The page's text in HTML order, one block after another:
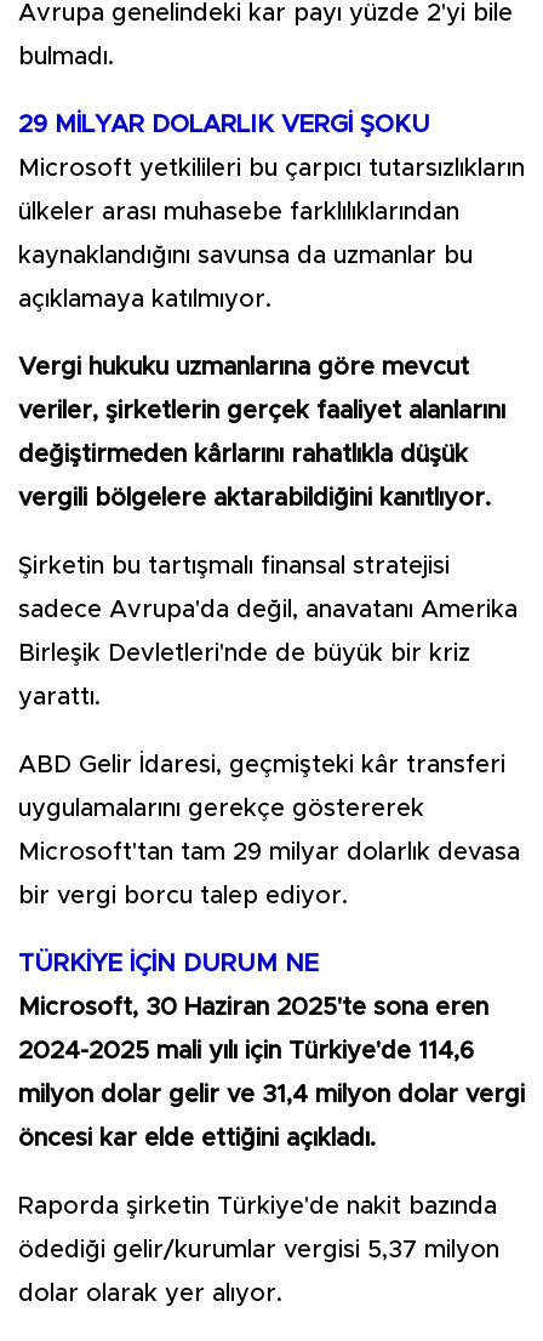
Avrupa genelindeki kar payı yüzde 2'yi bile
bulmadı.
29 MİLYAR DOLARLIK VERGİ ŞOKU
Microsoft yetkilileri bu çarpıcı tutarsızlıkların
ülkeler arası muhasebe farklılıklarından
kaynaklandığını savunsa da uzmanlar bu
açıklamaya katılmıyor.
Vergi hukuku uzmanlarına göre mevcut
veriler, şirketlerin gerçek faaliyet alanlarını
değiştirmeden kârlarını rahatlıkla düşük
vergili bölgelere aktarabildiğini kanıtlıyor.
Şirketin bu tartışmalı finansal stratejisi
sadece Avrupa'da değil, anavatanı Amerika
Birleşik Devletleri'nde de büyük bir kriz
yarattı.
ABD Gelir İdaresi, geçmişteki kâr transferi
uygulamalarını gerekçe göstererek
Microsoft'tan tam 29 milyar dolarlık devasa
bir vergi borcu talep ediyor.
TÜRKİYE İÇİN DURUM NE
Microsoft, 30 Haziran 2025'te sona eren
2024-2025 mali yılı için Türkiye'de 114,6
milyon dolar gelir ve 31,4 milyon dolar vergi
öncesi kar elde ettiğini açıkladı.
Raporda şirketin Türkiye'de nakit bazında
ödediği gelir/kurumlar vergisi 5,37 milyon
dolar olarak yer alıyor.